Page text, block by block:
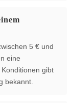
5 € und
eine
gibt
bekannt.